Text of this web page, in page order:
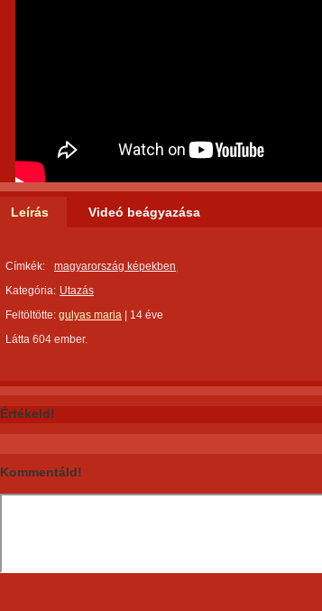
Leírás Videó beágyazása
Címkék:
magyarország képekben
Kategória: Utazás
Feltöltötte: gulyas maria
14 éve
Látta 604 ember.
Értékeld!
Kommentáld!